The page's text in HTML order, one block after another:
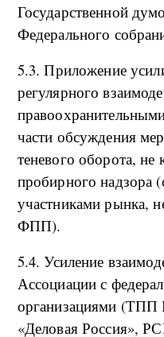
Государственной
Федерального
5.3. Приложение
регулярного
части обсуждения
теневого оборота,
пробирного
участниками рынка,
ФПП).
5.4. Усиление
Ассоциации с
организациями
«Деловая Россия»,